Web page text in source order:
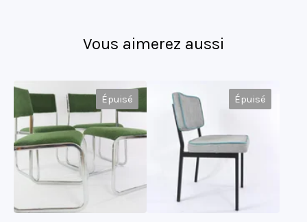
Vous aimerez aussi
Épuisé Épuisé